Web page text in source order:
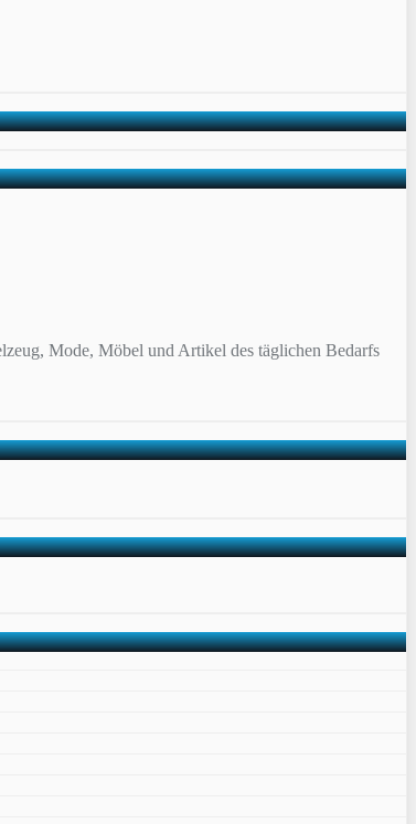
Mode, Möbel und Artikel des täglichen Bedarfs